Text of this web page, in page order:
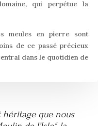
qui perpétue la
meules en pierre sont
de ce passé précieux
dans le quotidien de
héritage que nous